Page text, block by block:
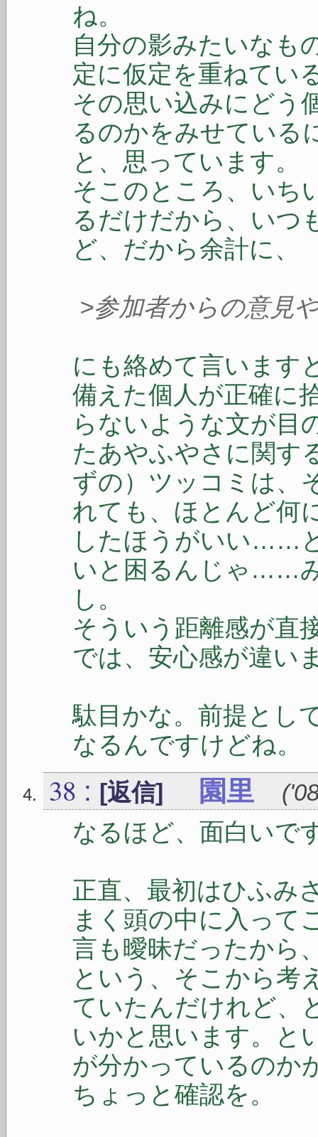
ね。
自分の影みたいなも
定に仮定を重ねてい
その思い込みにどう
るのかをみせている
と、思っています。
そこのところ、いち
るだけだから、いつ
ど、だから余計に、
>参加者からの意見
にも絡めて言います
備えた個人が正確に
らないような文が目
たあやふやさに関す
ずの）ツッコミは、
れても、ほとんど何
したほうがいい……
いと困るんじゃ……
し。
そういう距離感が直
では、安心感が違い
駄目かな。前提とし
なるんですけどね。
38 : [返信] 園里 (
なるほど、面白いで
正直、最初はひふみ
まく頭の中に入って
言も曖昧だったから
という、そこから
ていたんだけれど、
いかと思います。と
が分かっているのか
ちょっと確認を。